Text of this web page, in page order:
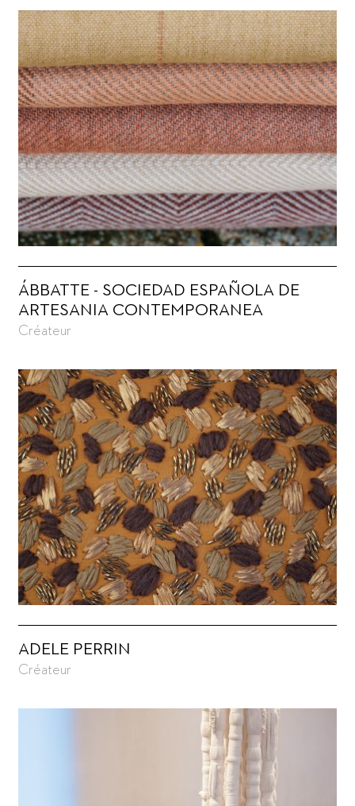
ÁBBATTE - SOCIEDAD ESPAÑOLA DE
ARTESANIA CONTEMPORANEA
Créateur
ADELE PERRIN
Créateur